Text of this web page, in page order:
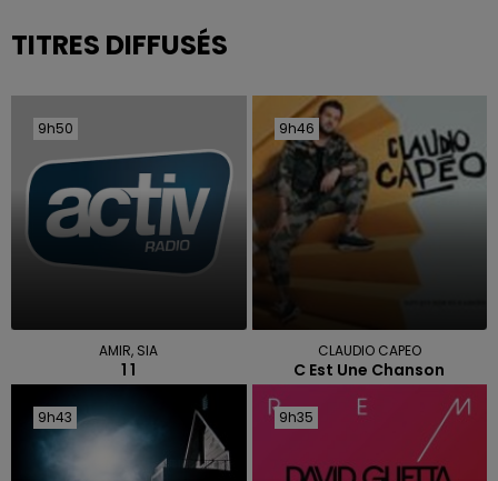
TITRES DIFFUSÉS
9h50
9h50
AMIR, SIA
1 1
9h46
9h46
CLAUDIO CAPEO
C Est Une Chanson
9h43
9h43 9h35
9h35